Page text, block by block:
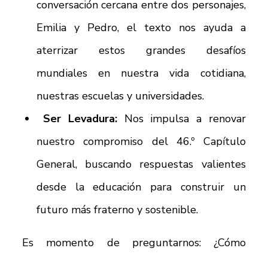
conversación cercana entre dos personajes,
Emilia y Pedro, el texto nos ayuda a
aterrizar estos grandes desafíos
mundiales en nuestra vida cotidiana,
nuestras escuelas y universidades.
Ser Levadura: Nos impulsa a renovar
nuestro compromiso del 46.º Capítulo
General, buscando respuestas valientes
desde la educación para construir un
futuro más fraterno y sostenible.
Es momento de preguntarnos: ¿Cómo